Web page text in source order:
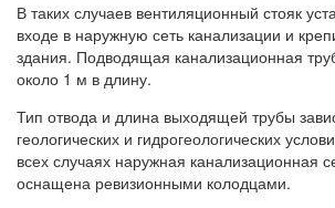
В таких случаев вентиляционный стояк
входе в наружную сеть канализации и
здания. Подводящая канализационная
около 1 м в длину.
Тип отвода и длина выходящей трубы
геологических и гидрогеологических
всех случаях наружная канализационная
оснащена ревизионными колодцами.